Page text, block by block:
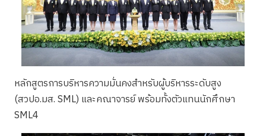
หลักสูตรการบริหารความมั่นคงสำหรับผู้บริหารระดับสูง
(สวปอ.มส. SML) และคณาจารย์ พร้อมทั้งตัวแทนนักศึกษา
SML4